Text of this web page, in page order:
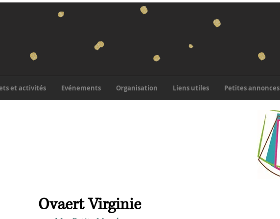
et activités Evénements Organisation Liens utiles Petites annonces
Ovaert Virginie